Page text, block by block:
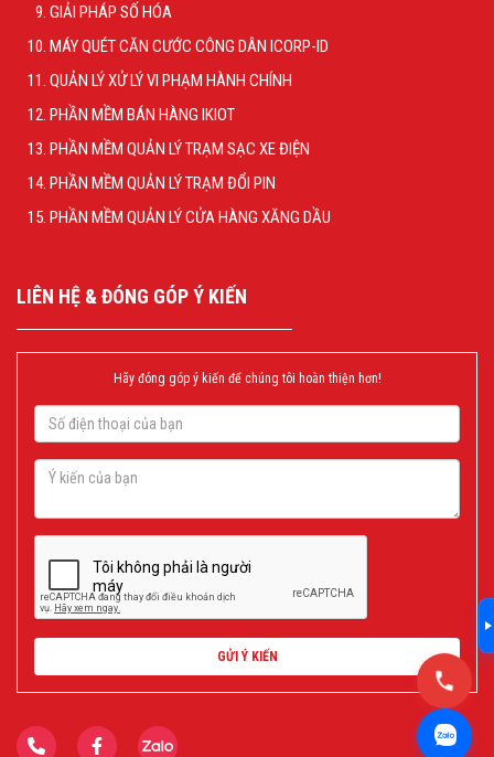
GIẢI PHÁP SỐ HÓA
MÁY QUÉT CĂN CƯỚC CÔNG DÂN ICORP-ID
QUẢN LÝ XỬ LÝ VI PHẠM HÀNH CHÍNH
PHẦN MỀM BÁN HÀNG IKIOT
PHẦN MỀM QUẢN LÝ TRẠM SẠC XE ĐIỆN
PHẦN MỀM QUẢN LÝ TRẠM ĐỔI PIN
PHẦN MỀM QUẢN LÝ CỬA HÀNG XĂNG DẦU
LIÊN HỆ & ĐÓNG GÓP Ý KIẾN
Hãy đóng góp ý kiến để chúng tôi hoàn thiện hơn!
GỬI Ý KIẾN